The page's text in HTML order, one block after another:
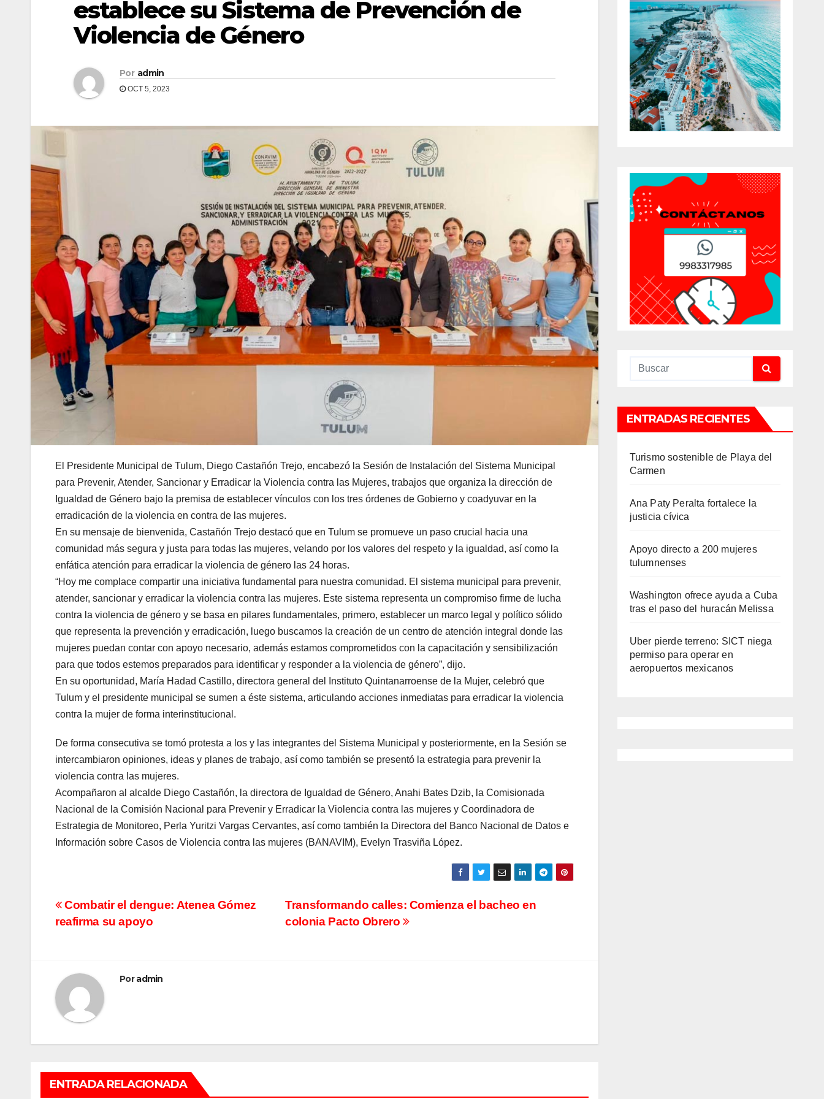
establece su Sistema de Prevención de
Violencia de Género
Por admin
OCT 5, 2023
El Presidente Municipal de Tulum, Diego Castañón Trejo, encabezó la Sesión de Instalación del Sistema Municipal
para Prevenir, Atender, Sancionar y Erradicar la Violencia contra las Mujeres, trabajos que organiza la dirección de
Igualdad de Género bajo la premisa de establecer vínculos con los tres órdenes de Gobierno y coadyuvar en la
erradicación de la violencia en contra de las mujeres.
En su mensaje de bienvenida, Castañón Trejo destacó que en Tulum se promueve un paso crucial hacia una
comunidad más segura y justa para todas las mujeres, velando por los valores del respeto y la igualdad, así como la
enfática atención para erradicar la violencia de género las 24 horas.
“Hoy me complace compartir una iniciativa fundamental para nuestra comunidad. El sistema municipal para prevenir,
atender, sancionar y erradicar la violencia contra las mujeres. Este sistema representa un compromiso firme de lucha
contra la violencia de género y se basa en pilares fundamentales, primero, establecer un marco legal y político sólido
que representa la prevención y erradicación, luego buscamos la creación de un centro de atención integral donde las
mujeres puedan contar con apoyo necesario, además estamos comprometidos con la capacitación y sensibilización
para que todos estemos preparados para identificar y responder a la violencia de género”, dijo.
En su oportunidad, María Hadad Castillo, directora general del Instituto Quintanarroense de la Mujer, celebró que
Tulum y el presidente municipal se sumen a éste sistema, articulando acciones inmediatas para erradicar la violencia
contra la mujer de forma interinstitucional.
De forma consecutiva se tomó protesta a los y las integrantes del Sistema Municipal y posteriormente, en la Sesión se
intercambiaron opiniones, ideas y planes de trabajo, así como también se presentó la estrategia para prevenir la
violencia contra las mujeres.
Acompañaron al alcalde Diego Castañón, la directora de Igualdad de Género, Anahi Bates Dzib, la Comisionada
Nacional de la Comisión Nacional para Prevenir y Erradicar la Violencia contra las mujeres y Coordinadora de
Estrategia de Monitoreo, Perla Yuritzi Vargas Cervantes, así como también la Directora del Banco Nacional de Datos e
Información sobre Casos de Violencia contra las mujeres (BANAVIM), Evelyn Trasviña López.
Navegación
Transformando calles: Comienza el bacheo en
colonia Pacto Obrero
Combatir el dengue: Atenea Gómez
reafirma su apoyo
Poradmin
ENTRADA RELACIONADA
ENTRADAS RECIENTES
Turismo sostenible de Playa del
Carmen
Ana Paty Peralta fortalece la
justicia cívica
Apoyo directo a 200 mujeres
tulumnenses
Washington ofrece ayuda a Cuba
tras el paso del huracán Melissa
Uber pierde terreno: SICT niega
permiso para operar en
aeropuertos mexicanos